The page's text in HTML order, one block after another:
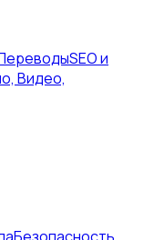
SEO и
Видео,